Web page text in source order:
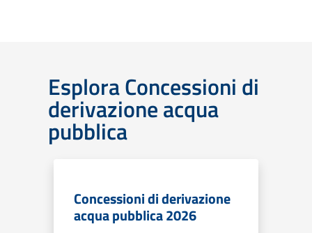
Esplora Concessioni di
derivazione acqua
pubblica
Concessioni di derivazione
acqua pubblica 2026